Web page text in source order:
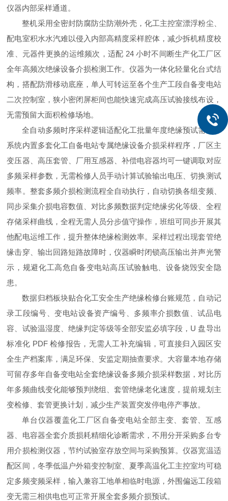
仪器内部采样通道。
整机采用全密封防腐防尘防潮外壳，化工主控室漂浮粉尘、
配电室积水水汽难以侵入内部高精度采样腔体，减少拆机精度校
准、元器件更换的运维频次，适配 24 小时不间断生产化工厂区
全年高频次绝缘设备介损检测工作。仪器为一体化轻量化台式结
构，搭配防滑移动底座，单人可转运至各个生产工段自备变电站
二次控制室，狭小密闭屏柜间也能快速完成高压试验接线布设，
无需预留大面积检修场地。
全自动多频时序采样逻辑适配化工批量年度绝缘预试需求，
系统内置多套化工自备电站专属绝缘设备介损采样程序，厂区主
变压器、高压套管、厂用互感器、补偿电容器均可一键调取对应
多频采样参数，无需检修人员手动计算试验输出电压、切换测试
频率。整套多频介损检测流程全自动执行，自动切换各组变频、
同步采集介损电容数值、对比多频数据判定绝缘劣化等级、全程
存储采样曲线，全程无需人员分步值守操作，班组可同步开展其
他配电运维工作，提升整体绝缘检测效率。采样过程出现套管绝
缘击穿、输出回路短路故障时，仪器瞬时闭锁高压输出并声光警
示，规避化工高危自备变电站高压试验触电、设备烧毁安全隐
患。
数据归档板块贴合化工安全生产绝缘检修台账规范，自动记
录工段编号、变电站设备资产编号、多频率介损数值、试品电
容、试验温湿度、绝缘判定等级等全部安监必填字段，U 盘导出
标准化 PDF 检修报告，无需人工补充编辑，可直接归入园区安
全生产档案库，满足环保、安监定期抽查要求。大容量本地存储
可留存多年自备变电站全套绝缘设备多频介损采样数据，对比历
年多频曲线变化能够预判绕组、套管绝缘老化速度，提前规划主
变检修、套管更换计划，减少生产装置突发停电停产事故。
单台仪器覆盖化工厂区自备变电站全部主变、套管、互感
器、电容器全套介质损耗精细化诊断需求，不用分开采购多台专
用介损检测仪器，节约试验室存放空间与采购预算。仪器宽温适
配区间，冬季低温户外箱变控制室、夏季高温化工主控室均可稳
定多频变频采样，输入兼容工地单相临时电源，外围偏远工段箱
变无需三相供电也可正常开展全套多频介损预试。